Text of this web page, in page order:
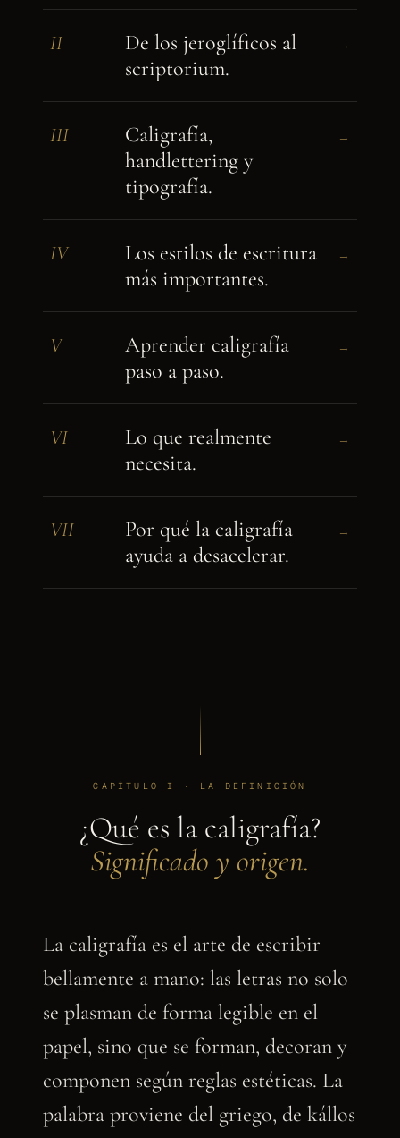
II
De los jeroglíficos al
scriptorium.
→
III
Caligrafía,
handlettering y
tipografía.
→
IV
Los estilos de escritura
más importantes.
→
V
Aprender caligrafía
paso a paso.
→
VI
Lo que realmente
necesita.
→
VII
Por qué la caligrafía
ayuda a desacelerar.
→
CAPÍTULO I · LA DEFINICIÓN
¿Qué es la caligrafía?
Significado y origen.
La caligrafía es el arte de escribir
bellamente a mano: las letras no solo
se plasman de forma legible en el
papel, sino que se forman, decoran y
componen según reglas estéticas. La
palabra proviene del griego, de kállos